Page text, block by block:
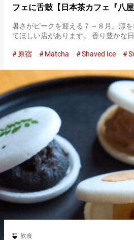
フェに舌鼓【日本茶カフェ『八屋
暑さがピークを迎える７～８月。涼
てほしい店があります。 香り豊かな
に楽しめるのは、見た目も涼やかな和
原宿 Matcha Shaved Ice
飲食